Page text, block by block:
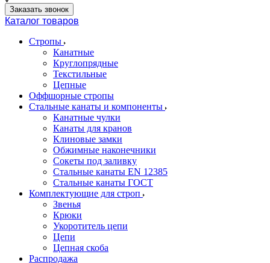
Заказать звонок
Каталог товаров
Стропы
Канатные
Круглопрядные
Текстильные
Цепные
Оффшорные стропы
Стальные канаты и компоненты
Канатные чулки
Канаты для кранов
Клиновые замки
Обжимные наконечники
Сокеты под заливку
Стальные канаты EN 12385
Стальные канаты ГОСТ
Комплектующие для строп
Звенья
Крюки
Укоротитель цепи
Цепи
Цепная скоба
Распродажа